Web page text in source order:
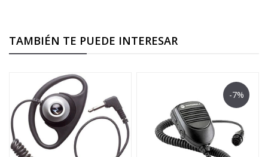
TAMBIÉN TE PUEDE INTERESAR
-7%